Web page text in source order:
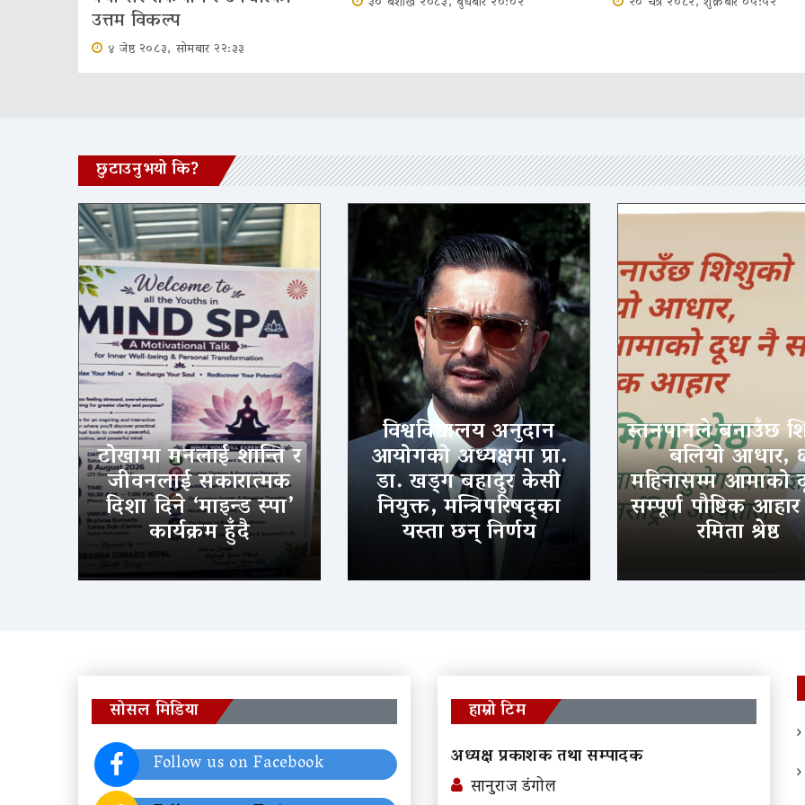
उत्तम विकल्प
४ जेष्ठ २०८३, सोमबार २२:३३
छुटाउनुभयो कि?
टोखामा मनलाई शान्ति र
जीवनलाई सकारात्मक
दिशा दिने ‘माइन्ड स्पा’
कार्यक्रम हुँदै
विश्वविद्यालय अनुदान
आयोगको अध्यक्षमा प्रा.
डा. खड्ग बहादुर केसी
नियुक्त, मन्त्रिपरिषद्का
यस्ता छन् निर्णय
स्तनपानले बनाउँछ
बलियो आधार,
महिनासम्म
सम्पूर्ण पौष्टिक
रमिता श्रेष्ठ
सोसल मिडिया
Follow us on Facebook
हाम्रो टिम
अध्यक्ष प्रकाशक तथा सम्पादक
सानुराज डंगोल